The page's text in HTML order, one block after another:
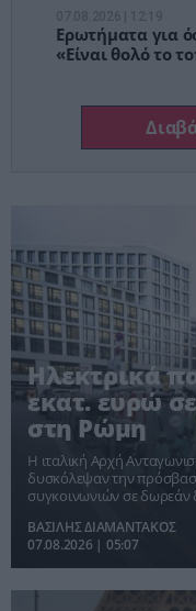
Ερωτήματα για
«Είναι θολό το
Ηλεκτρικά
εκατ. ευρώ
στη Ρώμη
Η ιταλική Αρχή
δυσκόλεψαν την
συγκοινωνιών σε δωρεάν
ΒΑΣΙΛΗΣ ΔΙΑΜΑΝΤΑΚΟΣ
07.08.2026 | 05:07